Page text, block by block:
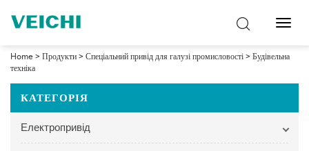
Home > Продукти > Спеціальний привід для галузі промисловості > Будівельна
техніка
КАТЕГОРІЯ
Електропривід